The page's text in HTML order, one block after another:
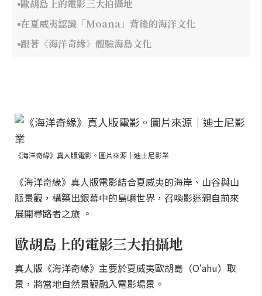
歐胡島上的電影三大拍攝地
在夏威夷認識「Moana」背後的海洋文化
跟著《海洋奇緣》體驗海島文化
《海洋奇緣》真人版電影。圖片來源｜迪士尼影業
《海洋奇緣》真人版電影結合夏威夷的海岸、山谷與山
脈景觀，構築出銀幕中的島嶼世界，召喚影迷親自前來
展開尋路者之旅 。
歐胡島上的電影三大拍攝地
真人版《海洋奇緣》主要於夏威夷歐胡島（Oʻahu）取
景，將當地自然景觀融入電影場景。